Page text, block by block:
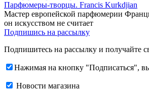
Парфюмеры-творцы. Francis Kurkdjian
Мастер европейской парфюмерии
он искусством не считает
Подпишись на рассылку
Подпишитесь на рассылку и получайте
Нажимая на кнопку "Подписаться", вы
Новости магазина